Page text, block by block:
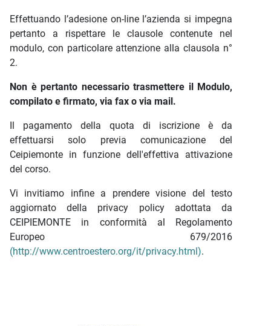
Effettuando l’adesione on-line l’azienda si impegna
pertanto a rispettare le clausole contenute nel
modulo, con particolare attenzione alla clausola n°
2.
Non è pertanto necessario trasmettere il Modulo,
compilato e firmato, via fax o via mail.
Il pagamento della quota di iscrizione è da
effettuarsi solo previa comunicazione del
Ceipiemonte in funzione dell'effettiva attivazione
del corso.
Vi invitiamo infine a prendere visione del testo
aggiornato della privacy policy adottata da
CEIPIEMONTE in conformità al Regolamento
Europeo 679/2016
(http://www.centroestero.org/it/privacy.html).